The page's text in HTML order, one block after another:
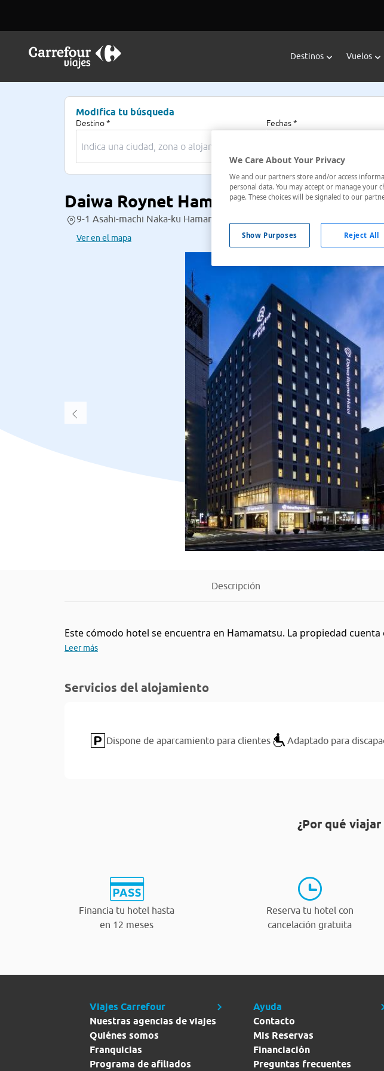
Destinos Vuelos
Modifica tu búsqueda
Destino * Fechas *
Daiwa Roynet Hamamatsu
9-1 Asahi-machi Naka-ku Hamamatsu,09-ene , Hamamatsu, Chubu , Japón
Ver en el mapa
Descripción
Este cómodo hotel se encuentra en Hamamatsu. La propiedad
Leer más
Servicios del alojamiento
Dispone de aparcamiento para clientes Adaptado para
¿Por qué
Financia tu hotel hasta
en 12 meses
Reserva tu hotel con
cancelación gratuita
Viajes Carrefour
Nuestras agencias de viajes
Quiénes somos
Franquicias
Programa de afiliados
Ayuda
Contacto
Mis Reservas
Financiación
Preguntas frecuentes
We Care About Your Privacy
We and our partners store and/or access
personal data. You may accept or manage your
page. These choices will be signaled to our
Show Purposes Reject All